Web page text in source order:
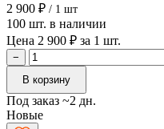
2 900 ₽ / 1 шт
100 шт. в наличии
Цена 2 900 ₽ за 1 шт.
−
В корзину
Под заказ ~2 дн.
Новые